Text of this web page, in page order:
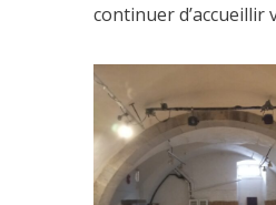
continuer d’accueillir